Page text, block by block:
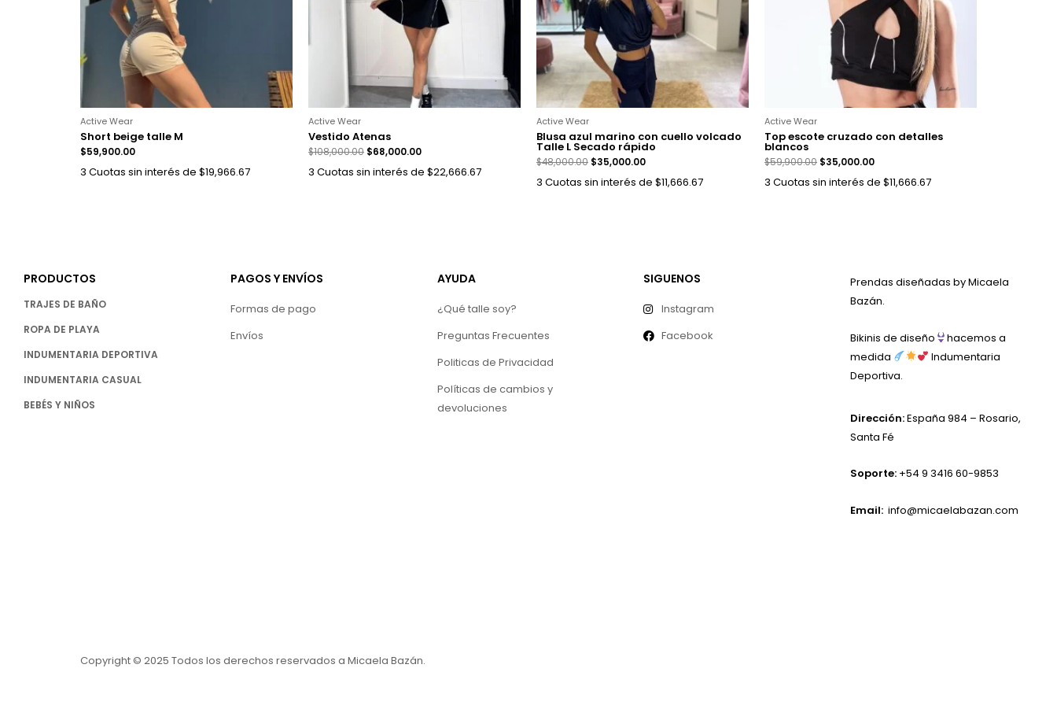
Active Wear
Short beige talle M
$59,900.00
3 Cuotas sin interés de $19,966.67
Active Wear
Vestido Atenas
$108,000.00 $68,000.00
3 Cuotas sin interés de $22,666.67
Active Wear
Blusa azul marino con cuello volcado
Talle L Secado rápido
$48,000.00 $35,000.00
3 Cuotas sin interés de $11,666.67
Active Wear
Top escote cruzado con detalles
blancos
$59,900.00 $35,000.00
3 Cuotas sin interés de $11,666.67
PRODUCTOS
TRAJES DE BAÑO
ROPA DE PLAYA
INDUMENTARIA DEPORTIVA
INDUMENTARIA CASUAL
BEBÉS Y NIÑOS
PAGOS Y ENVÍOS
Formas de pago
Envíos
AYUDA
¿Qué talle soy?
Preguntas Frecuentes
Politicas de Privacidad
Políticas de cambios y
devoluciones
SIGUENOS
Instagram
Facebook
Prendas diseñadas by Micaela
Bazán.
Bikinis de diseño
hacemos a
medida
Indumentaria
Deportiva.
Dirección:España 984 – Rosario,
Santa Fé
Soporte: +54 9 3416 60-9853
Email: info@micaelabazan.com
Copyright © 2025 Todos los derechos reservados a Micaela Bazán.